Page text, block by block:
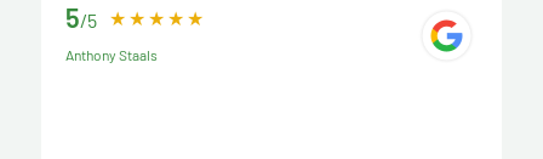
5/5
Anthony Staals